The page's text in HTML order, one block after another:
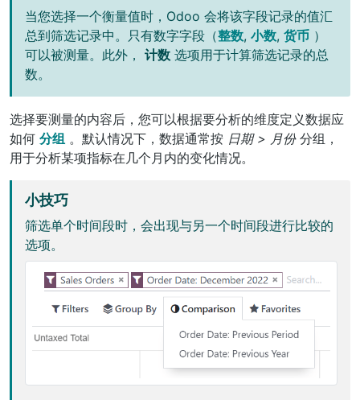
当您选择一个衡量值时，Odoo 会将该字段记录的值汇
总到筛选记录中。只有数字字段（整数, 小数, 货币 ）
可以被测量。此外， 计数 选项用于计算筛选记录的总
数。
选择要测量的内容后，您可以根据要分析的维度定义数据应
如何 分组 。默认情况下，数据通常按 日期 > 月份分组，
用于分析某项指标在几个月内的变化情况。
小技巧
筛选单个时间段时，会出现与另一个时间段进行比较的
选项。